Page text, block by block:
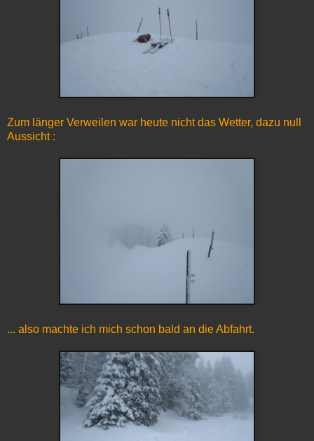
Zum länger Verweilen war heute nicht das Wetter, dazu null
Aussicht :
... also machte ich mich schon bald an die Abfahrt.